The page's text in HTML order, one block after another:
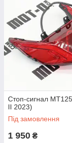
Стоп-сигнал
II 2023)
Під замовлення
1 950 ₴